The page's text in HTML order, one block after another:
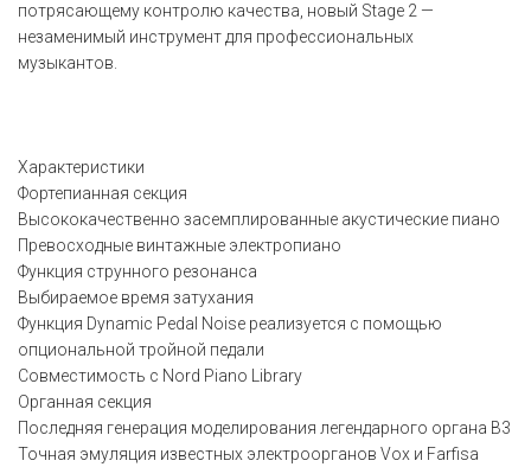
потрясающему контролю качества, новый Stage 2 —
незаменимый инструмент для профессиональных
музыкантов.
Характеристики
Фортепианная секция
Высококачественно засемплированные акустические пиано
Превосходные винтажные электропиано
Функция струнного резонанса
Выбираемое время затухания
Функция Dynamic Pedal Noise реализуется с помощью
опциональной тройной педали
Совместимость с Nord Piano Library
Органная секция
Последняя генерация моделирования легендарного органа B3
Точная эмуляция известных электроорганов Vox и Farfisa